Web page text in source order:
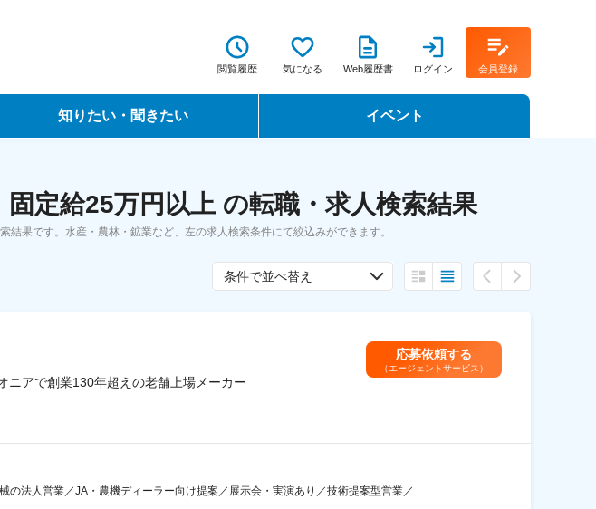
閲覧履歴 気になる Web履歴書 ログイン 会員登録
知りたい・聞きたい
データで見る転職
イベント
転職フェア
定給25万円以上 の転職・求人検索結果
果です。水産・農林・鉱業など、左の求人検索条件にて絞込みができます。
条件で並べ替え
ニアで創業130年超えの老舗上場メーカー
応募依頼する
（エージェントサービス）
の法人営業／JA・農機ディーラー向け提案／展示会・実演あり／技術提案型営業／